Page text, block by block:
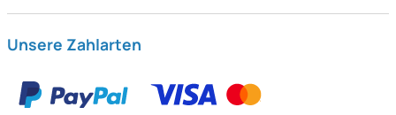
Unsere Zahlarten